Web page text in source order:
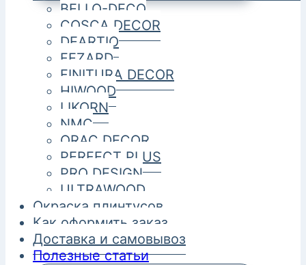
BELLO-DECO
COSCA DECOR
DEARTIO
FEZARD
FINITURA DECOR
HIWOOD
LIKORN
NMC
ORAC DECOR
PERFECT PLUS
PRO DESIGN
ULTRAWOOD
Окраска плинтусов
Как оформить заказ
Доставка и самовывоз
Полезные статьи